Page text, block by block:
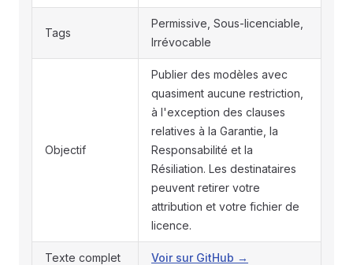
Tags
Permissive, Sous-licenciable,
Irrévocable
Objectif
Publier des modèles avec
quasiment aucune restriction,
à l'exception des clauses
relatives à la Garantie, la
Responsabilité et la
Résiliation. Les destinataires
peuvent retirer votre
attribution et votre fichier de
licence.
Texte complet Voir sur GitHub →